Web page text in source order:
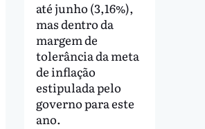
até junho (3,16%),
mas dentro da
margem de
tolerância da meta
de inflação
estipulada pelo
governo para este
ano.